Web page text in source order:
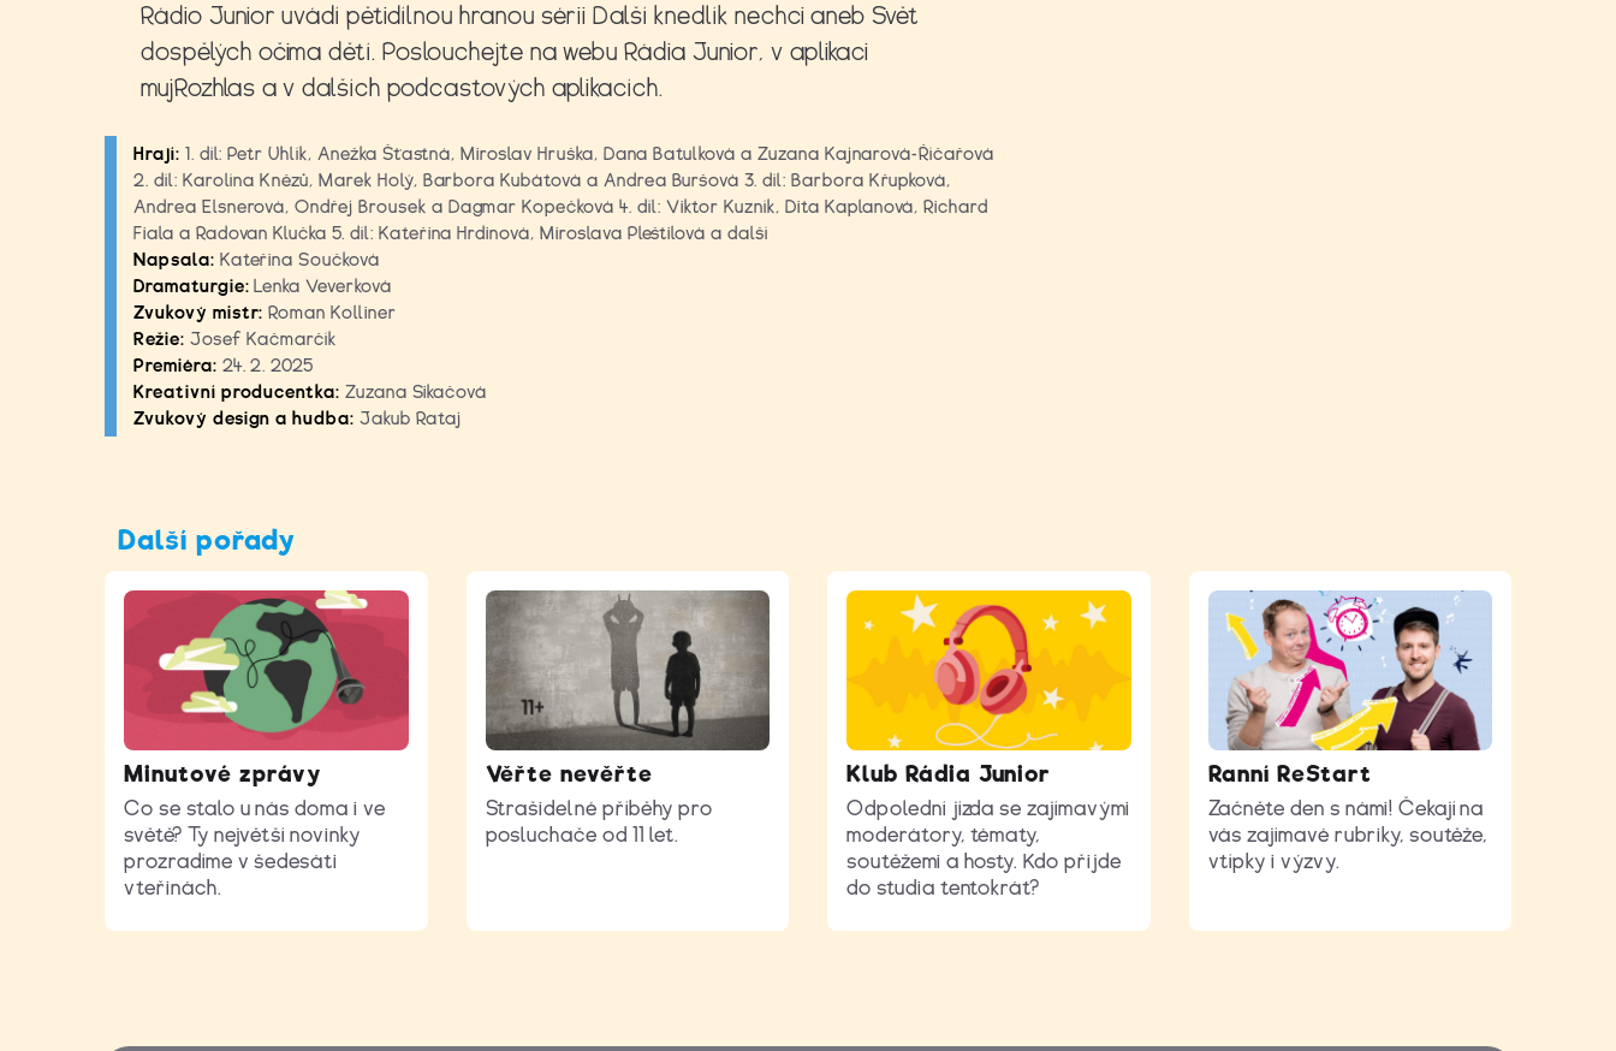
Rádio Junior uvádí pětidílnou hranou sérii Další knedlík nechci aneb Svět
dospělých očima dětí. Poslouchejte na webu Rádia Junior, v aplikaci
mujRozhlas a v dalších podcastových aplikacích.
Hrají: 1. díl: Petr Uhlík, Anežka Šťastná, Miroslav Hruška, Dana Batulková a Zuzana Kajnarová-Říčařová
2. díl: Karolína Knězů, Marek Holý, Barbora Kubátová a Andrea Buršová 3. díl: Barbora Křupková,
Andrea Elsnerová, Ondřej Brousek a Dagmar Kopečková 4. díl: Viktor Kuzník, Dita Kaplanová, Richard
Fiala a Radovan Klučka 5. díl: Kateřina Hrdinová, Miroslava Pleštilová a další
Napsala: Kateřina Součková
Dramaturgie: Lenka Veverková
Zvukový mistr: Roman Kolliner
Režie: Josef Kačmarčík
Premiéra: 24. 2. 2025
Kreativní producentka:Zuzana Sikačová
Zvukový design a hudba: Jakub Rataj
Další pořady
Minutové zprávy
Co se stalo u nás doma i ve
světě? Ty největší novinky
prozradíme v šedesáti
vteřinách.
Věřte nevěřte
Strašidelné příběhy pro
posluchače od 11 let.
Klub Rádia Junior
Odpolední jízda se zajímavými
moderátory, tématy,
soutěžemi a hosty. Kdo přijde
do studia tentokrát?
Ranní ReStart
Začněte den s námi! Čekají na
vás zajímavé rubriky, soutěže,
vtípky i výzvy.